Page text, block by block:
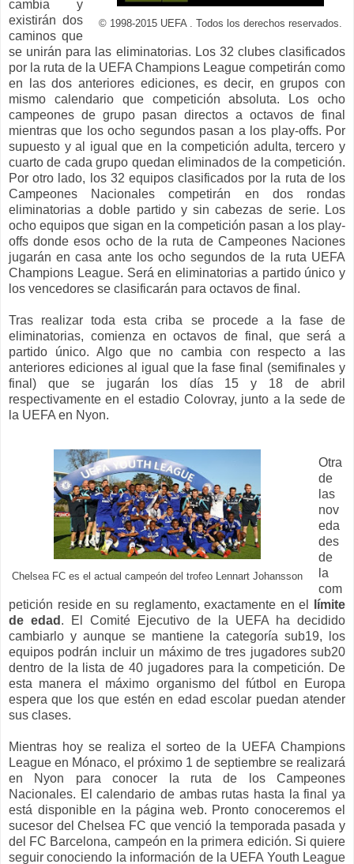
© 1998-2015 UEFA . Todos los derechos reservados.
cambia y
existirán dos
caminos que
se unirán para las eliminatorias. Los 32 clubes clasificados
por la ruta de la UEFA Champions League competirán como
en las dos anteriores ediciones, es decir, en grupos con
mismo calendario que competición absoluta. Los ocho
campeones de grupo pasan directos a octavos de final
mientras que los ocho segundos pasan a los play-offs. Por
supuesto y al igual que en la competición adulta, tercero y
cuarto de cada grupo quedan eliminados de la competición.
Por otro lado, los 32 equipos clasificados por la ruta de los
Campeones Nacionales competirán en dos rondas
eliminatorias a doble partido y sin cabezas de serie. Los
ocho equipos que sigan en la competición pasan a los play-
offs donde esos ocho de la ruta de Campeones Naciones
jugarán en casa ante los ocho segundos de la ruta UEFA
Champions League. Será en eliminatorias a partido único y
los vencedores se clasificarán para octavos de final.
Tras realizar toda esta criba se procede a la fase de
eliminatorias, comienza en octavos de final, que será a
partido único. Algo que no cambia con respecto a las
anteriores ediciones al igual que la fase final (semifinales y
final) que se jugarán los días 15 y 18 de abril
respectivamente en el estadio Colovray, junto a la sede de
la UEFA en Nyon.
Chelsea FC es el actual campeón del trofeo Lennart Johansson
Otra
de
las
nov
eda
des
de
la
com
petición reside en su reglamento, exactamente en el
límite
de edad . El Comité Ejecutivo de la UEFA ha decidido
cambiarlo y aunque se mantiene la categoría sub19, los
equipos podrán incluir un máximo de tres jugadores sub20
dentro de la lista de 40 jugadores para la competición. De
esta manera el máximo organismo del fútbol en Europa
espera que los que estén en edad escolar puedan atender
sus clases.
Mientras hoy se realiza el sorteo de la UEFA Champions
League en Mónaco, el próximo 1 de septiembre se realizará
en Nyon para conocer la ruta de los Campeones
Nacionales. El calendario de ambas rutas hasta la final ya
está disponible en la página web. Pronto conoceremos el
sucesor del Chelsea FC que venció la temporada pasada y
del FC Barcelona, campeón en la primera edición. Si quiere
seguir conociendo la información de la UEFA Youth League